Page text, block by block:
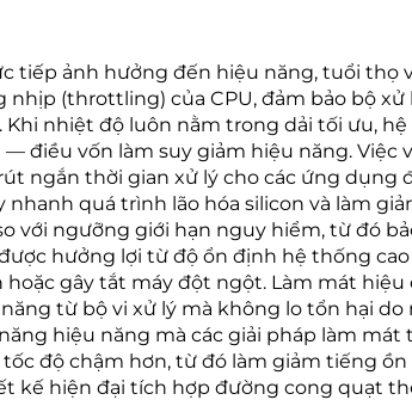
tiếp ảnh hưởng đến hiệu năng, tuổi thọ
(throttling) của CPU, đảm bảo bộ
nhiệt độ luôn nằm trong dải tối ưu,
điều vốn làm suy giảm hiệu năng. Việc
ngắn thời gian xử lý cho các ứng dụng
quá trình lão hóa silicon và làm
ngưỡng giới hạn nguy hiểm, từ đó
hưởng lợi từ độ ổn định hệ thống
gây tắt máy đột ngột. Làm mát
từ bộ vi xử lý mà không lo tổn hại
hiệu năng mà các giải pháp làm
độ chậm hơn, từ đó làm giảm tiếng
kế hiện đại tích hợp đường cong quạt